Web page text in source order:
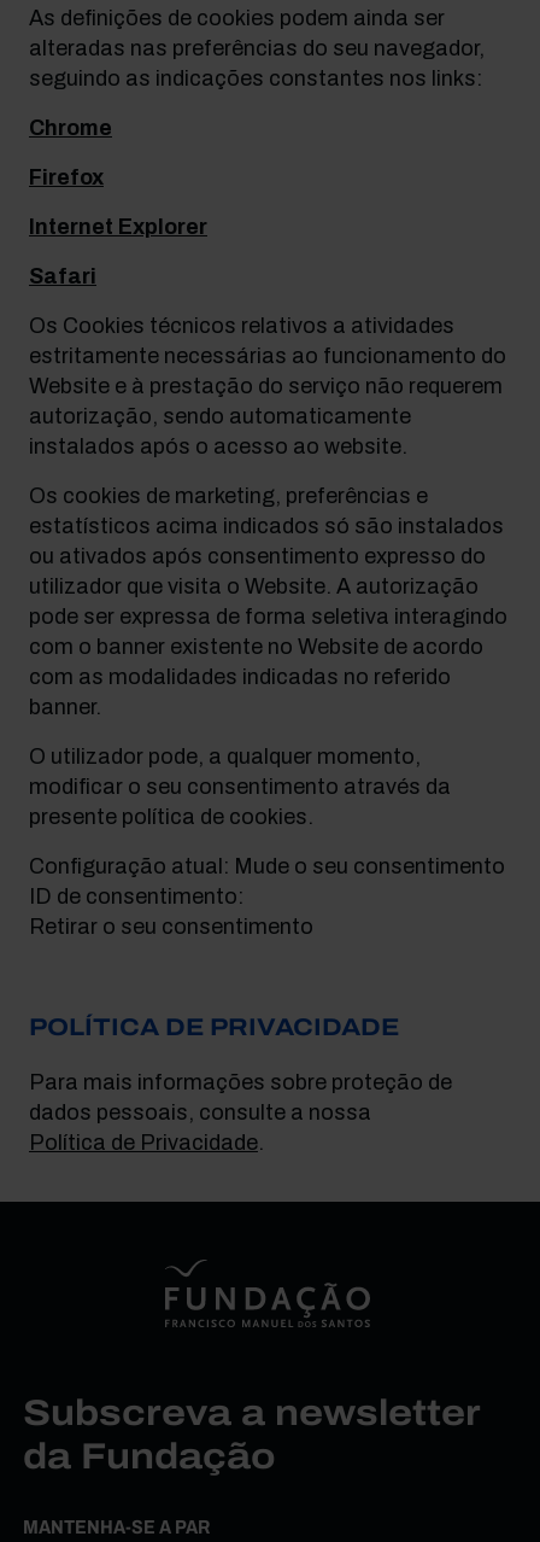
As definições de cookies podem ainda ser
alteradas nas preferências do seu navegador,
seguindo as indicações constantes nos links:
Chrome
Firefox
Internet Explorer
Safari
Os Cookies técnicos relativos a atividades
estritamente necessárias ao funcionamento do
Website e à prestação do serviço não requerem
autorização, sendo automaticamente
instalados após o acesso ao website.
Os cookies de marketing, preferências e
estatísticos acima indicados só são instalados
ou ativados após consentimento expresso do
utilizador que visita o Website. A autorização
pode ser expressa de forma seletiva interagindo
com o banner existente no Website de acordo
com as modalidades indicadas no referido
banner.
O utilizador pode, a qualquer momento,
modificar o seu consentimento através da
presente política de cookies.
Configuração atual: Mude o seu consentimento
ID de consentimento:
Retirar o seu consentimento
POLÍTICA DE PRIVACIDADE
Para mais informações sobre proteção de
dados pessoais, consulte a nossa
Política de Privacidade.
Subscreva a newsletter
da Fundação
MANTENHA-SE A PAR